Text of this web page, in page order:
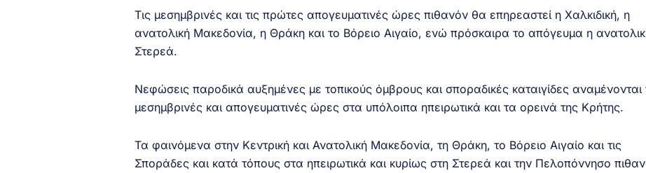
Τις μεσημβρινές και τις πρώτες απογευματινές ώρες πιθανόν θα επηρεαστεί η Χαλκιδική, η
ανατολική Μακεδονία, η Θράκη και το Βόρειο Αιγαίο, ενώ πρόσκαιρα το απόγευμα η
Στερεά.
Νεφώσεις παροδικά αυξημένες με τοπικούς όμβρους και σποραδικές καταιγίδες αναμένονται
μεσημβρινές και απογευματινές ώρες στα υπόλοιπα ηπειρωτικά και τα ορεινά της Κρήτης.
Τα φαινόμενα στην Κεντρική και Ανατολική Μακεδονία, τη Θράκη, το Βόρειο Αιγαίο και τις
Σποράδες και κατά τόπους στα ηπειρωτικά και κυρίως στη Στερεά και την Πελοπόννησο